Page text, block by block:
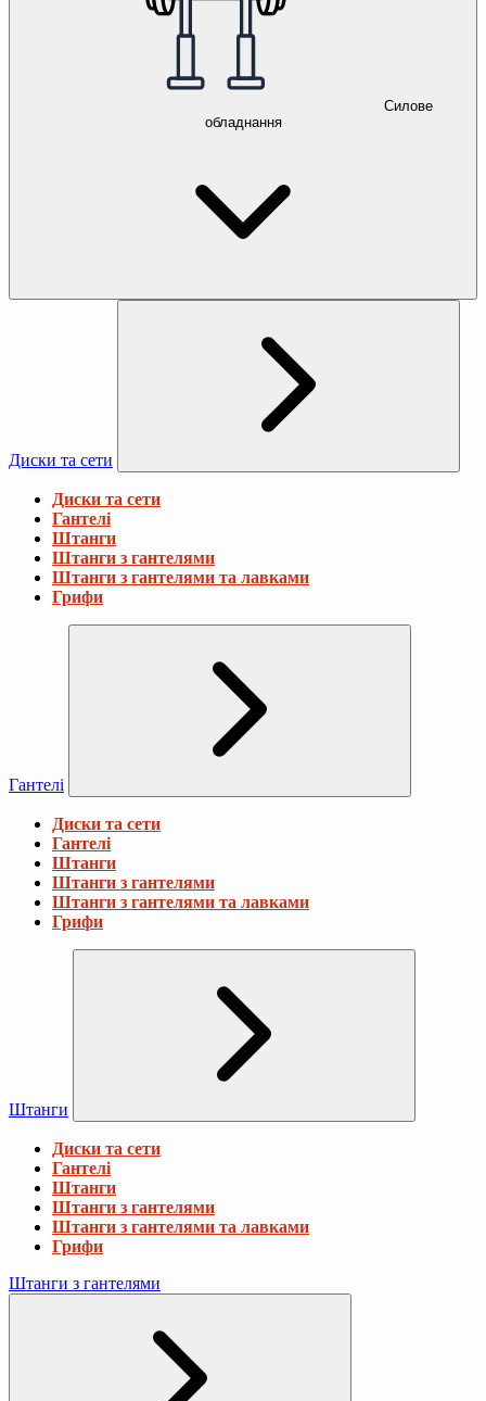
Силове
обладнання
Диски та сети
Диски та сети
Гантелі
Штанги
Штанги з гантелями
Штанги з гантелями та лавками
Грифи
Гантелі
Диски та сети
Гантелі
Штанги
Штанги з гантелями
Штанги з гантелями та лавками
Грифи
Штанги
Диски та сети
Гантелі
Штанги
Штанги з гантелями
Штанги з гантелями та лавками
Грифи
Штанги з гантелями